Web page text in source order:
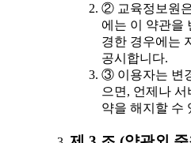
② 교육정보원
에는 이 약관을
경한 경우에는
공시합니다.
③ 이용자는 변
으면, 언제나
약을 해지할 수